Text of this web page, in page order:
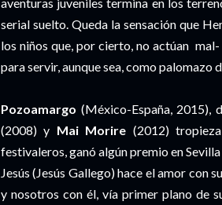
serial suelto. Queda la sensación que
los niños que, por cierto, no actúan
para servir, aunque sea, como palomazo
Pozoamargo (México-España, 2015),
(2008) y Mai Morire (2012)
festivaleros, ganó algún premio en
Jesús (Jesús Gallego) hace el amor con
y nosotros con él, vía primer plano de